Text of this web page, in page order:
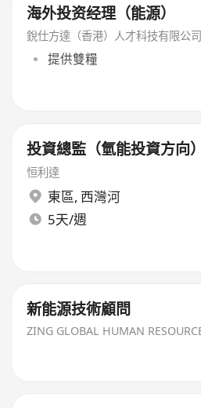
海外投资经理（能源）
銳仕方達（香港）人才科技有限公司
提供雙糧
投資總監（氫能投資方向）
恒利達
東區, 西灣河
5天/週
新能源技術顧問